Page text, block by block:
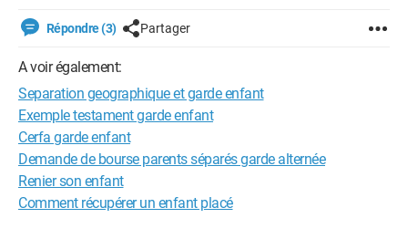
Répondre (3) Partager
A voir également:
Separation geographique et garde enfant
Exemple testament garde enfant
Cerfa garde enfant
Demande de bourse parents séparés garde alternée
Renier son enfant
Comment récupérer un enfant placé